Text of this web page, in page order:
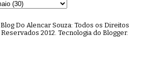
Blog Do Alencar Souza: Todos os Direitos
Reservados 2012. Tecnologia do Blogger.